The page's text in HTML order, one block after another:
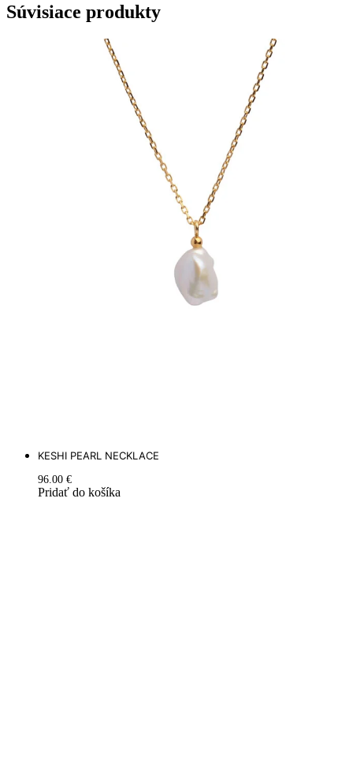
Súvisiace produkty
KESHI PEARL NECKLACE
96.00 €
Pridať do košíka